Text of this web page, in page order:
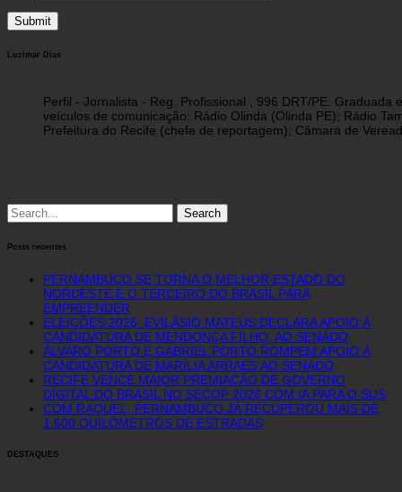
Luzimar Dias
Perfil - Jornalista - Reg. Profissional , 996 DRT/PE.
veículos de comunicação: Rádio Olinda (Olinda PE); Rádio
Prefeitura do Recife (chefe de reportagem); Câmara de
Search
for:
Posts recentes
PERNAMBUCO SE TORNA O MELHOR ESTADO DO
NORDESTE E O TERCEIRO DO BRASIL PARA
EMPREENDER
ELEIÇÕES 2026: EVILÁSIO MATEUS DECLARA APOIO À
CANDIDATURA DE MENDONÇA FILHO, AO SENADO
ÁLVARO PORTO E GABRIEL PORTO ROMPEM APOIO À
CANDIDATURA DE MARÍLIA ARRAES AO SENADO
RECIFE VENCE MAIOR PREMIAÇÃO DE GOVERNO
DIGITAL DO BRASIL NO SECOP 2026 COM IA PARA O SUS
COM RAQUEL, PERNAMBUCO JÁ RECUPEROU MAIS DE
1.600 QUILÔMETROS DE ESTRADAS
DESTAQUES